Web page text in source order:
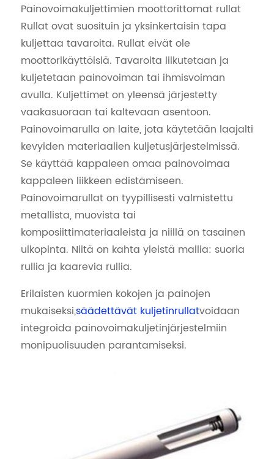
Painovoimakuljettimien moottorittomat rullat
Rullat ovat suosituin ja yksinkertaisin tapa
kuljettaa tavaroita. Rullat eivät ole
moottorikäyttöisiä. Tavaroita liikutetaan ja
kuljetetaan painovoiman tai ihmisvoiman
avulla. Kuljettimet on yleensä järjestetty
vaakasuoraan tai kaltevaan asentoon.
Painovoimarulla on laite, jota käytetään laajalti
kevyiden materiaalien kuljetusjärjestelmissä.
Se käyttää kappaleen omaa painovoimaa
kappaleen liikkeen edistämiseen.
Painovoimarullat on tyypillisesti valmistettu
metallista, muovista tai
komposiittimateriaaleista ja niillä on tasainen
ulkopinta. Niitä on kahta yleistä mallia: suoria
rullia ja kaarevia rullia.
Erilaisten kuormien kokojen ja painojen
mukaiseksi,säädettävät kuljetinrullatvoidaan
integroida painovoimakuljetinjärjestelmiin
monipuolisuuden parantamiseksi.